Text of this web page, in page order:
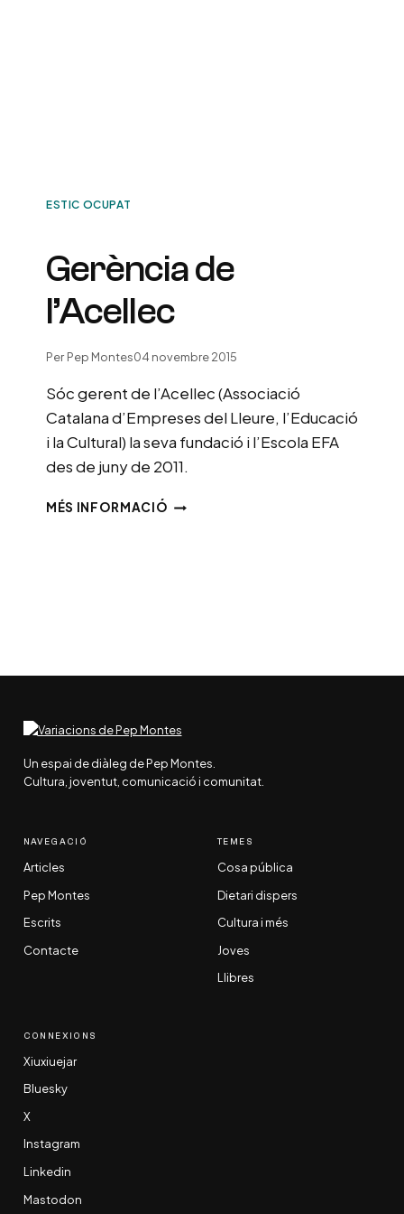
ESTIC OCUPAT
Gerència de
l’Acellec
Per Pep Montes04 novembre 2015
Sóc gerent de l’Acellec (Associació
Catalana d’Empreses del Lleure, l’Educació
i la Cultural) la seva fundació i l’Escola EFA
des de juny de 2011.
MÉS INFORMACIÓ GERÈNCIA
Un espai de diàleg de Pep Montes.
Cultura, joventut, comunicació i comunitat.
NAVEGACIÓ
Articles
Pep Montes
Escrits
Contacte
TEMES
Cosa pública
Dietari dispers
Cultura i més
Joves
Llibres
CONNEXIONS
Xiuxiuejar
Bluesky
X
Instagram
Linkedin
Mastodon